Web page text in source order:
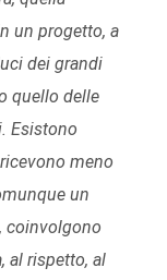
un progetto, a
dei grandi
quello delle
Esistono
meno
un
coinvolgono
al rispetto, al